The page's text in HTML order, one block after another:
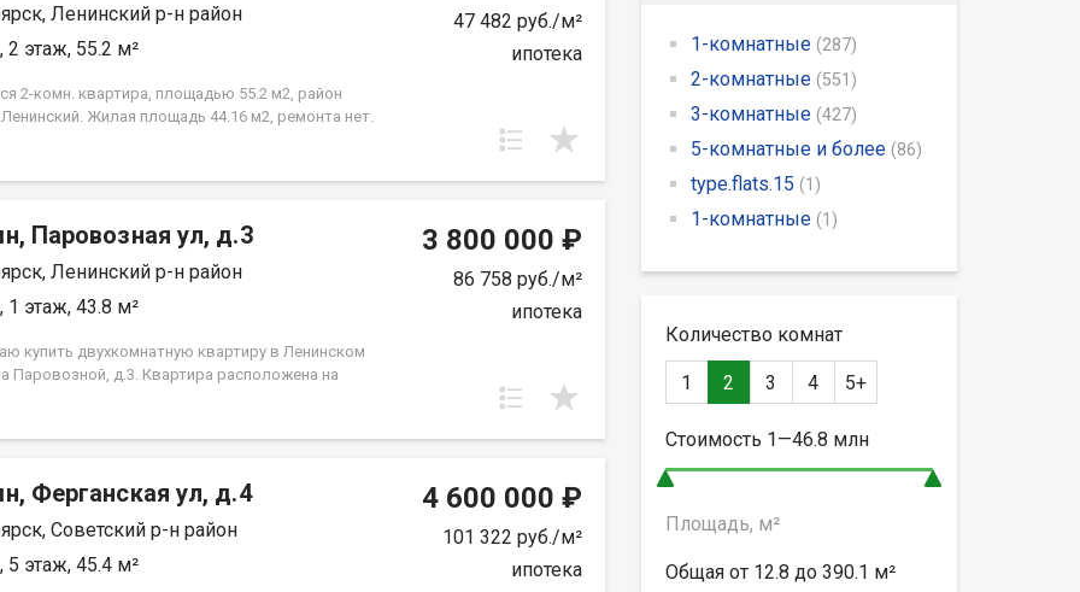
Ленинский р-н район
2 этаж, 55.2 м²
2-комн. квартира, площадью 55.2 м2, район
Жилая площадь 44.16 м2, ремонта нет.
47 482 руб./м²
ипотека
Паровозная ул, д.3
Ленинский р-н район
1 этаж, 43.8 м²
купить двухкомнатную квартиру в Ленинском
Паровозной, д.3. Квартира расположена на
во двор, высоко от земли. Квартира требует
вещей есть вместительная кладовка.
инфраструктура, в шаговой доступности школы,
Аэрокосмический колледж, автобусные
и все необходимое для комфортного
3 800 000 ₽
86 758 руб./м²
ипотека
Ферганская ул, д.4
Советский р-н район
5 этаж, 45.4 м²
4 600 000 ₽
101 322 руб./м²
ипотека
1-комнатные (287)
2-комнатные (551)
3-комнатные (427)
5-комнатные и более (86)
type.flats.15 (1)
1-комнатные (1)
Количество комнат
1 2 3 4 5+
Стоимость 1—46.8 млн
Площадь, м²
Общая от 12.8 до 390.1 м²